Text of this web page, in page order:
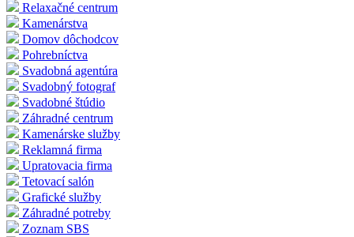
Relaxačné centrum
Kamenárstva
Domov dôchodcov
Pohrebníctva
Svadobná agentúra
Svadobný fotograf
Svadobné štúdio
Záhradné centrum
Kamenárske služby
Reklamná firma
Upratovacia firma
Tetovací salón
Grafické služby
Záhradné potreby
Zoznam SBS